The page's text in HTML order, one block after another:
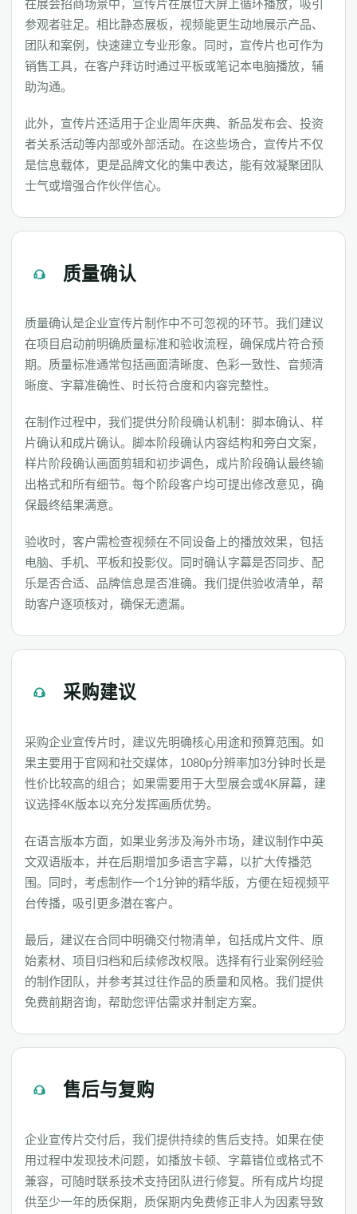
在展会招商场景中，宣传片在展位大屏上循环播放，吸引
参观者驻足。相比静态展板，视频能更生动地展示产品、
团队和案例，快速建立专业形象。同时，宣传片也可作为
销售工具，在客户拜访时通过平板或笔记本电脑播放，辅
助沟通。
此外，宣传片还适用于企业周年庆典、新品发布会、投资
者关系活动等内部或外部活动。在这些场合，宣传片不仅
是信息载体，更是品牌文化的集中表达，能有效凝聚团队
士气或增强合作伙伴信心。
质量确认
质量确认是企业宣传片制作中不可忽视的环节。我们建议
在项目启动前明确质量标准和验收流程，确保成片符合预
期。质量标准通常包括画面清晰度、色彩一致性、音频清
晰度、字幕准确性、时长符合度和内容完整性。
在制作过程中，我们提供分阶段确认机制：脚本确认、样
片确认和成片确认。脚本阶段确认内容结构和旁白文案，
样片阶段确认画面剪辑和初步调色，成片阶段确认最终输
出格式和所有细节。每个阶段客户均可提出修改意见，确
保最终结果满意。
验收时，客户需检查视频在不同设备上的播放效果，包括
电脑、手机、平板和投影仪。同时确认字幕是否同步、配
乐是否合适、品牌信息是否准确。我们提供验收清单，帮
助客户逐项核对，确保无遗漏。
采购建议
采购企业宣传片时，建议先明确核心用途和预算范围。如
果主要用于官网和社交媒体，1080p分辨率加3分钟时长是
性价比较高的组合；如果需要用于大型展会或4K屏幕，建
议选择4K版本以充分发挥画质优势。
在语言版本方面，如果业务涉及海外市场，建议制作中英
文双语版本，并在后期增加多语言字幕，以扩大传播范
围。同时，考虑制作一个1分钟的精华版，方便在短视频平
台传播，吸引更多潜在客户。
最后，建议在合同中明确交付物清单，包括成片文件、原
始素材、项目归档和后续修改权限。选择有行业案例经验
的制作团队，并参考其过往作品的质量和风格。我们提供
免费前期咨询，帮助您评估需求并制定方案。
售后与复购
企业宣传片交付后，我们提供持续的售后支持。如果在使
用过程中发现技术问题，如播放卡顿、字幕错位或格式不
兼容，可随时联系技术支持团队进行修复。所有成片均提
供至少一年的质保期，质保期内免费修正非人为因素导致